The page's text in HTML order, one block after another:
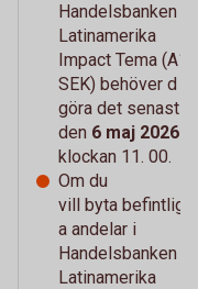
Handelsbanken
Latinamerika
Impact Tema (A1
SEK) behöver d
göra det senast
den 6 maj 2026
klockan 11. 00.
Om du
vill byta befintlig
a andelar i
Handelsbanken
Latinamerika